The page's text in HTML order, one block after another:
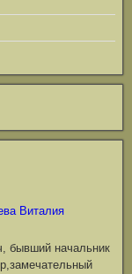
Виталия
бывший начальник